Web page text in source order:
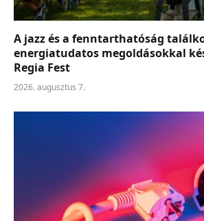
A jazz és a fenntarthatóság
energiatudatos megoldásokkal
Regia Fest
2026. augusztus 7.